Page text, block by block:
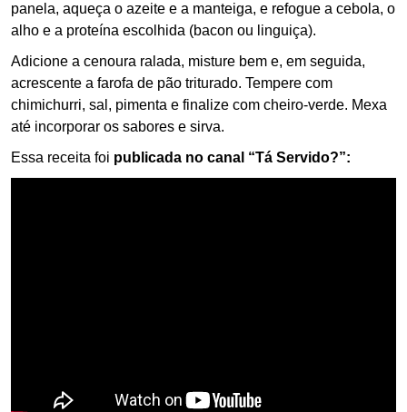
panela, aqueça o azeite e a manteiga, e refogue a cebola, o
alho e a proteína escolhida (bacon ou linguiça).
Adicione a cenoura ralada, misture bem e, em seguida,
acrescente a farofa de pão triturado. Tempere com
chimichurri, sal, pimenta e finalize com cheiro-verde. Mexa
até incorporar os sabores e sirva.
Essa receita foi publicada no canal “Tá Servido?”: